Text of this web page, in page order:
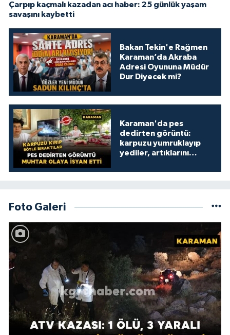
Çarpıp kaçmalı kazadan acı haber: 25 günlük yaşam
savaşını kaybetti
Bakan Tekin'e Rağmen
Karaman’da Akraba
Adresi Oyununa Müdür
Dur Diyecek mi?
Karaman'da pes
dedirten görüntü:
karpuzu yumruklayıp
yediler, artıklarını
Foto Galeri